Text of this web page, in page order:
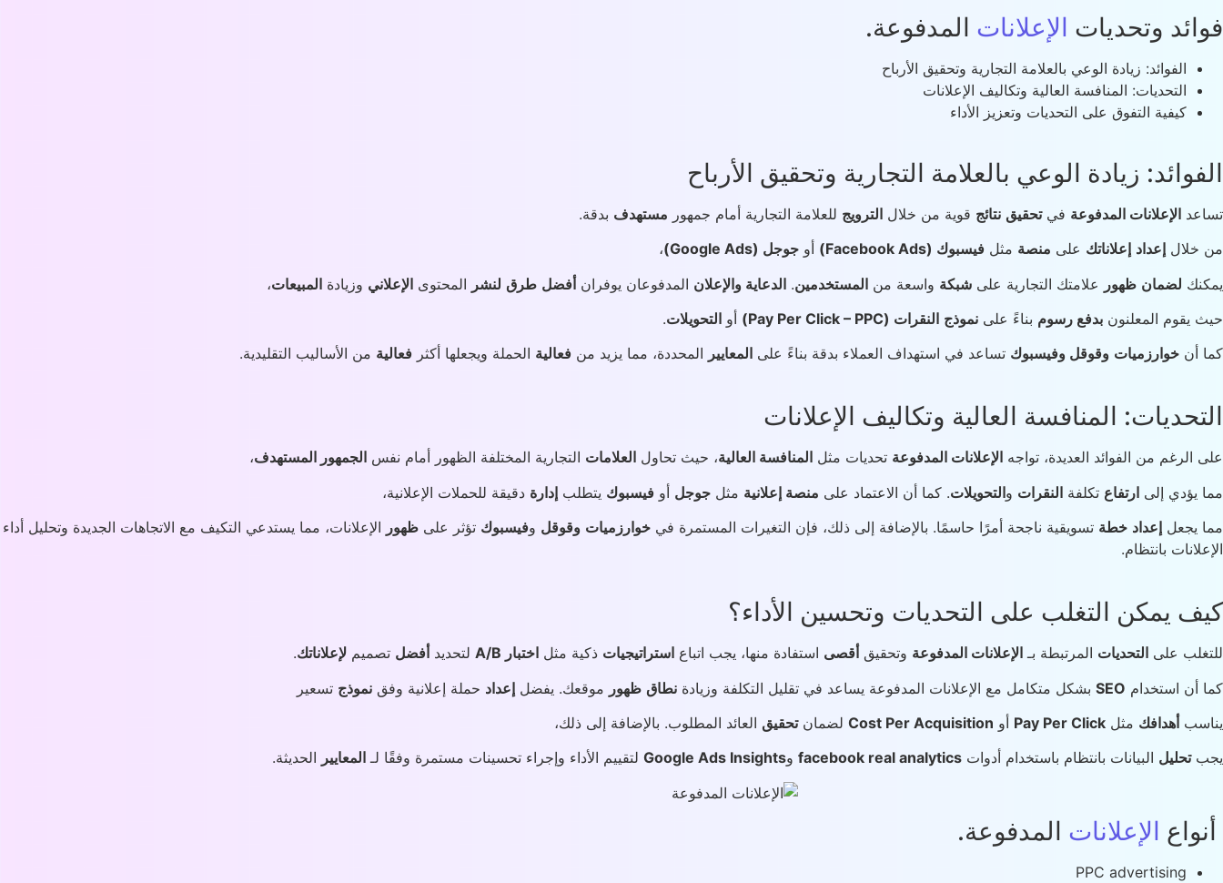
فوائد وتحديات الإعلانات المدفوعة.
الفوائد: زيادة الوعي بالعلامة التجارية وتحقيق الأرباح
التحديات: المنافسة العالية وتكاليف الإعلانات
كيفية التفوق على التحديات وتعزيز الأداء
الفوائد: زيادة الوعي بالعلامة التجارية وتحقيق الأرباح
تساعد الإعلانات المدفوعة فيتحقيق نتائج قوية من خلال الترويج للعلامة التجارية أمام جمهور مستهدف بدقة.
من خلال إعداد إعلاناتك على منصة مثل فيسبوك (Facebook Ads) أو جوجل (Google Ads)
،
يمكنك لضمان ظهور علامتك التجارية على شبكة واسعة من المستخدمين. الدعاية والإعلان المدفوعان يوفرانأفضل طرق لنشر المحتوى الإعلاني وزيادة المبيعات،
حيث يقوم المعلنون بدفع رسوم بناءً على نموذج النقرات (Pay Per Click – PPC) أو التحويلات.
كما أن خوارزميات وقوقل وفيسبوك تساعد في استهداف العملاء بدقة بناءً على المعايير المحددة، مما يزيد من فعالية الحملة ويجعلها أكثر فعالية من الأساليب التقليدية.
التحديات: المنافسة العالية وتكاليف الإعلانات
على الرغم من الفوائد العديدة، تواجه الإعلانات المدفوعة تحديات مثل المنافسة العالية، حيث تحاول العلامات التجارية المختلفة الظهور أمام نفس الجمهور المستهدف،
مما يؤدي إلى ارتفاع تكلفة النقرات والتحويلات. كما أن الاعتماد على منصة إعلانية مثل جوجل أو فيسبوك يتطلب إدارة دقيقة للحملات الإعلانية،
مما يجعل إعداد خطة تسويقية ناجحة أمرًا حاسمًا. بالإضافة إلى ذلك، فإن التغيرات المستمرة في خوارزميات وقوقل وفيسبوك تؤثر على ظهور الإعلانات، مما يستدعي التكيف مع الاتجاهات الجديدة وتحليل أداء
الإعلانات بانتظام.
كيف يمكن التغلب على التحديات وتحسين الأداء؟
للتغلب على التحديات المرتبطة بـ الإعلانات المدفوعة وتحقيق أقصى استفادة منها، يجب اتباع استراتيجيات ذكية مثل اختبار A/B لتحديد أفضل تصميم لإعلاناتك.
كما أن استخدام SEO بشكل متكامل مع الإعلانات المدفوعة يساعد في تقليل التكلفة وزيادة نطاق ظهور موقعك. يفضل إعداد حملة إعلانية وفق نموذج تسعير
يناسبأهدافك مثل Pay Per Click أو Cost Per Acquisition لضمانتحقيق العائد المطلوب. بالإضافة إلى ذلك،
يجبتحليل البيانات بانتظام باستخدام أدوات facebook real analytics وGoogle Ads Insights لتقييم الأداء وإجراء تحسينات مستمرة وفقًا لـ المعايير الحديثة.
أنواع الإعلانات المدفوعة.
PPC advertising